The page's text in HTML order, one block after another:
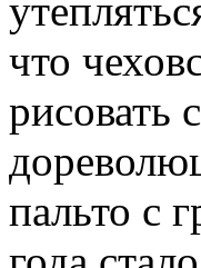
что
рисовать
пальто с